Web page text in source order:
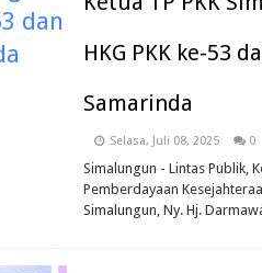
HKG PKK ke-53
Samarinda
Selasa, Juli 08, 2025 0
Simalungun - Lintas Publik,
Pemberdayaan
Simalungun, Ny. Hj.